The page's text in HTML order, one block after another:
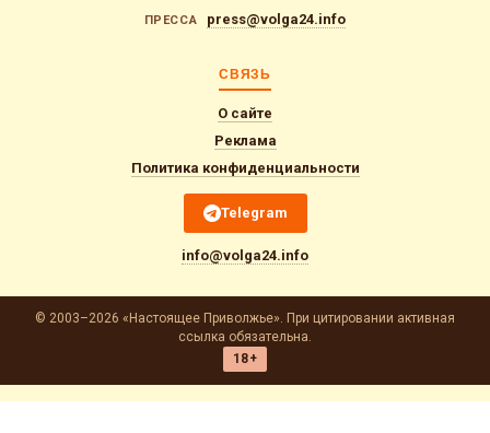
ПРЕССА press@volga24.info
СВЯЗЬ
О сайте
Реклама
Политика конфиденциальности
Telegram
info@volga24.info
© 2003–2026 «Настоящее Приволжье». При цитировании активная
ссылка обязательна.
18+